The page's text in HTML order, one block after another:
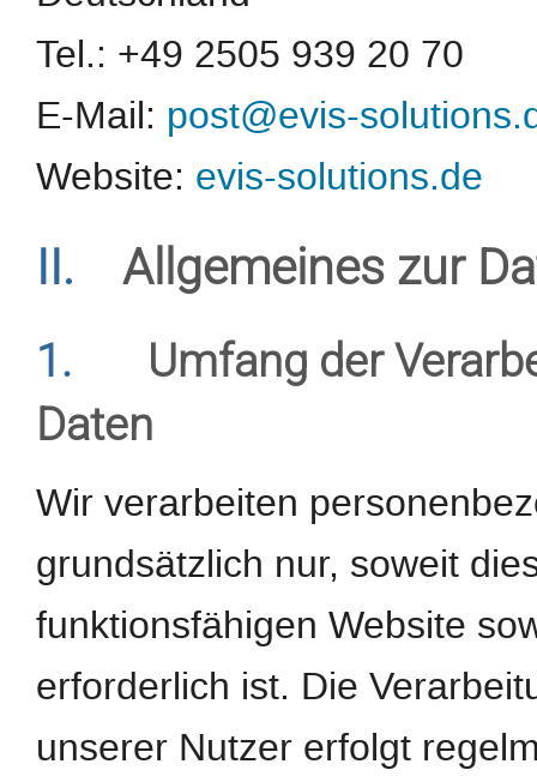
Tel.: +49 2505 939 20 70
E-Mail: post@evis-
Website: evis-solutions.de
II. Allgemeines zur
1.
Umfang der
Daten
Wir verarbeiten
grundsätzlich nur, soweit
funktionsfähigen Website
erforderlich ist. Die
unserer Nutzer erfolgt